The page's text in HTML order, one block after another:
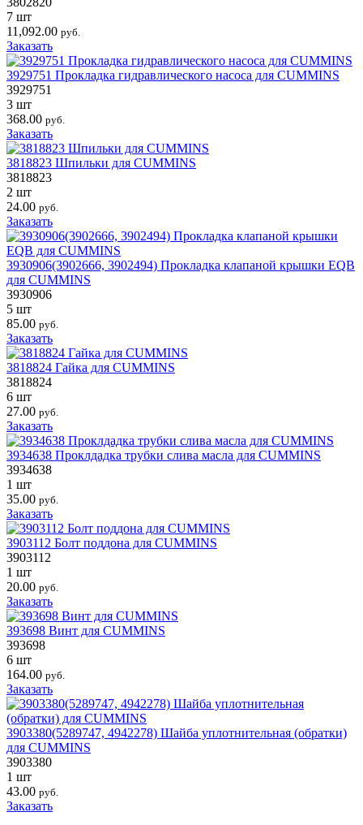
7 шт
11,092.00 руб.
Заказать
3929751 Прокладка гидравлического насоса для CUMMINS
3929751
3 шт
368.00 руб.
Заказать
3818823 Шпильки для CUMMINS
3818823
2 шт
24.00 руб.
Заказать
3930906(3902666, 3902494) Прокладка клапаной крышки EQB
для CUMMINS
3930906
5 шт
85.00 руб.
Заказать
3818824 Гайка для CUMMINS
3818824
6 шт
27.00 руб.
Заказать
3934638 Проклдадка трубки слива масла для CUMMINS
3934638
1 шт
35.00 руб.
Заказать
3903112 Болт поддона для CUMMINS
3903112
1 шт
20.00 руб.
Заказать
393698 Винт для CUMMINS
393698
6 шт
164.00 руб.
Заказать
3903380(5289747, 4942278) Шайба уплотнительная (обратки)
для CUMMINS
3903380
1 шт
43.00 руб.
Заказать